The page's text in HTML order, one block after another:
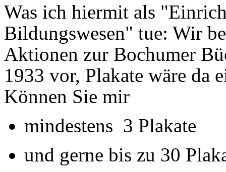
Was ich hiermit als
Bildungswesen" tue: Wir
Aktionen zur Bochumer
1933 vor, Plakate wäre da
Können Sie mir
mindestens 3 Plakate
und gerne bis zu 30